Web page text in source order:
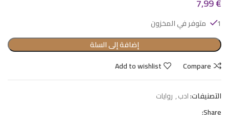
1 متوفر في المخزون
إضافة إلى السلة
Compare
Add to wishlist
التصنيفات:ادب, روايات
Share: